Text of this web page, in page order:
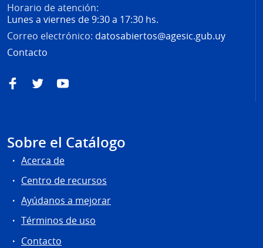
Horario de atención:
Lunes a viernes de 9:30 a 17:30 hs.
Correo electrónico: datosabiertos@agesic.gub.uy
Contacto
FacebookTwitterYouTube
Sobre el Catálogo
Acerca de
Centro de recursos
Ayúdanos a mejorar
Términos de uso
Contacto